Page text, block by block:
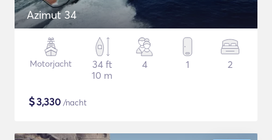
Azimut 34
Motorjacht
34 ft
10 m
4 1 2
$3,330 /nacht